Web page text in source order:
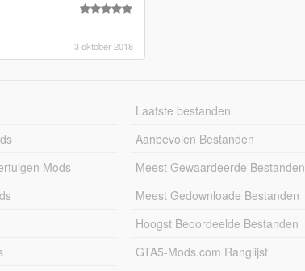
3 oktober 2018
Mods
Laatste bestanden
Aanbevolen Bestanden
Meest Gewaardeerde Bestanden
Meest Gedownloade Bestanden
Hoogst Beoordeelde Bestanden
GTA5-Mods.com Ranglijst